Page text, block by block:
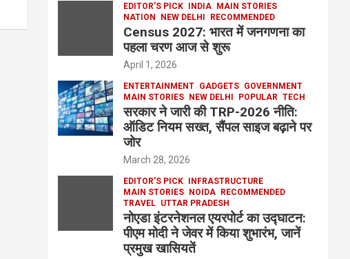
EDITOR'S PICK INDIA MAIN STORIES
NATION
NEW DELHI RECOMMENDED
Census 2027: भारत में जनगणना का
पहला चरण आज से शुरू
April 1, 2026
ENTERTAINMENT GADGETS GOVERNMENT
MAIN STORIES NEW DELHI POPULAR TECH
सरकार ने जारी की TRP-2026 नीति:
ऑडिट नियम सख्त, सैंपल साइज बढ़ाने पर
जोर
March 28, 2026
EDITOR'S PICK INFRASTRUCTURE
MAIN STORIES NOIDA RECOMMENDED
TRAVEL UTTAR PRADESH
नोएडा इंटरनेशनल एयरपोर्ट का उद्घाटन:
पीएम मोदी ने जेवर में किया शुभारंभ, जानें
प्रमुख खासियतें